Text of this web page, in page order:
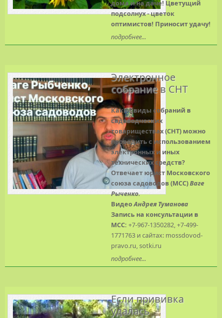
дома и на даче! Цветущий
подсолнух - цветок
оптимистов! Приносит удачу!
подробнее...
Электронное
собрание в СНТ
Какие виды собраний в
садоводческих
товариществах (СНТ) можно
проводить с использованием
электронных и иных
технических средств?
Отвечает юрист Московского
союза садоводов (МСС)Ваге
Рыченко.
ВидеоАндрея Туманова
Запись на консультации в
МСС: +7-967-1350282, +7-499-
1771763 и сайтах: mossdovod-
pravo.ru, sotki.ru
подробнее...
Если прививка
удалась